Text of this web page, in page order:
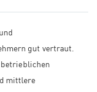
gut vertraut.
mittlere